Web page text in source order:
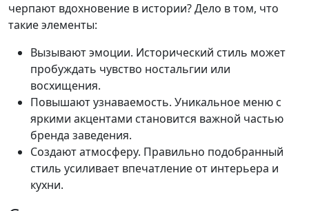
черпают вдохновение в истории? Дело в том, что
такие элементы:
Вызывают эмоции. Исторический стиль может
пробуждать чувство ностальгии или
восхищения.
Повышают узнаваемость. Уникальное меню с
яркими акцентами становится важной частью
бренда заведения.
Создают атмосферу. Правильно подобранный
стиль усиливает впечатление от интерьера и
кухни.